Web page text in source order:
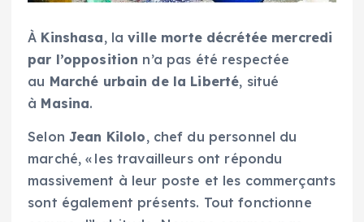
À Kinshasa, laville morte décrétée mercredi
par l’opposition n’a pas été respectée
au Marché urbain de la Liberté, situé
à Masina.
Selon Jean Kilolo, chef du personnel du
marché, « les travailleurs ont répondu
massivement à leur poste et les commerçants
sont également présents. Tout fonctionne